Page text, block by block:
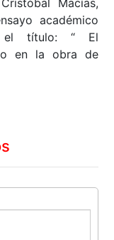
académico
el título: “ El
en la obra de